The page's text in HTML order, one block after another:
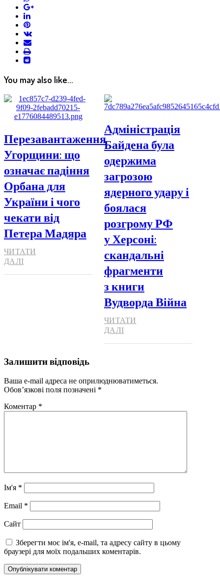
google+
linkedin
pinterest
vkontakte
email
print
reddit
reddit
You may also like...
Перезавантаження
Угорщини: що
означає падіння
Орбана для
України і чого
чекати від
Петера Мадяра
ЧИТАТИ
ДАЛІ
Адміністрація
Байдена була
одержима
загрозою
ядерного удару і
боялася
розгрому РФ
у Херсоні:
скандальні
фрагменти
з книги
Вудворда Війна
ЧИТАТИ
ДАЛІ
Залишити відповідь
Ваша e-mail адреса не оприлюднюватиметься.
Обов’язкові поля позначені *
Коментар *
Ім'я *
Email *
Сайт
Зберегти моє ім'я, e-mail, та адресу сайту в цьому
браузері для моїх подальших коментарів.